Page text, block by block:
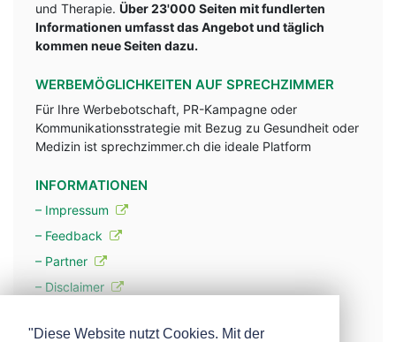
und Therapie. Über 23'000 Seiten mit fundlerten
Informationen umfasst das Angebot und täglich
kommen neue Seiten dazu.
WERBEMÖGLICHKEITEN AUF SPRECHZIMMER
Für Ihre Werbebotschaft, PR-Kampagne oder
Kommunikationsstrategie mit Bezug zu Gesundheit oder
Medizin ist sprechzimmer.ch die ideale Platform
INFORMATIONEN
– Impressum
– Feedback
– Partner
– Disclaimer
"Diese Website nutzt Cookies. Mit der